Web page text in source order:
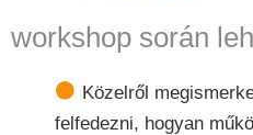
workshop során
Közelről
felfedezni, hogyan